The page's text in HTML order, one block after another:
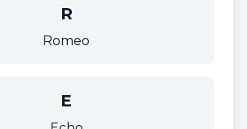
R
Romeo
E